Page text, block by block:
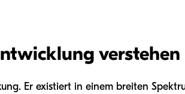
verstehen
Er existiert in einem breiten